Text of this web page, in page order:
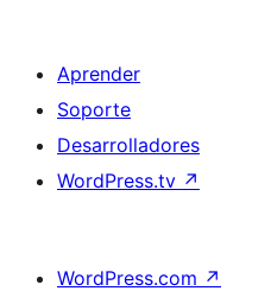
Aprender
Soporte
Desarrolladores
WordPress.tv ↗
WordPress.com ↗